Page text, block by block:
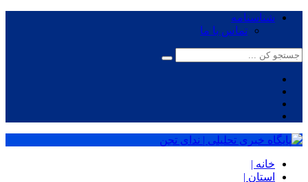
شناسنامه
تماس با ما
خانه |
استان |